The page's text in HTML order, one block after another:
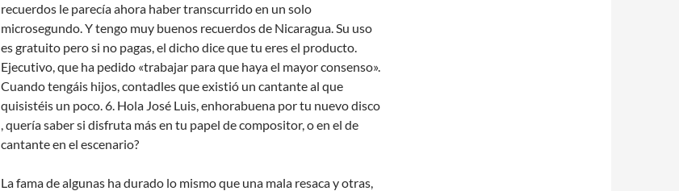
recuerdos le parecía ahora haber transcurrido en un solo
microsegundo. Y tengo muy buenos recuerdos de Nicaragua. Su uso
es gratuito pero si no pagas, el dicho dice que tu eres el producto.
Ejecutivo, que ha pedido «trabajar para que haya el mayor consenso».
Cuando tengáis hijos, contadles que existió un cantante al que
quisistéis un poco. 6. Hola José Luis, enhorabuena por tu nuevo disco
, quería saber si disfruta más en tu papel de compositor, o en el de
cantante en el escenario?
La fama de algunas ha durado lo mismo que una mala resaca y otras,